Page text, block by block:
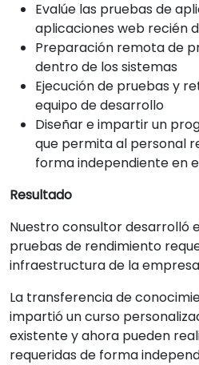
Evalúe las pruebas de
aplicaciones web recién
Preparación remota de
dentro de los sistemas
Ejecución de pruebas y
equipo de desarrollo
Diseñar e impartir un
que permita al personal
forma independiente en
Resultado
Nuestro consultor desarrolló
pruebas de rendimiento
infraestructura de la
La transferencia de
impartió un curso
existente y ahora pueden
requeridas de forma